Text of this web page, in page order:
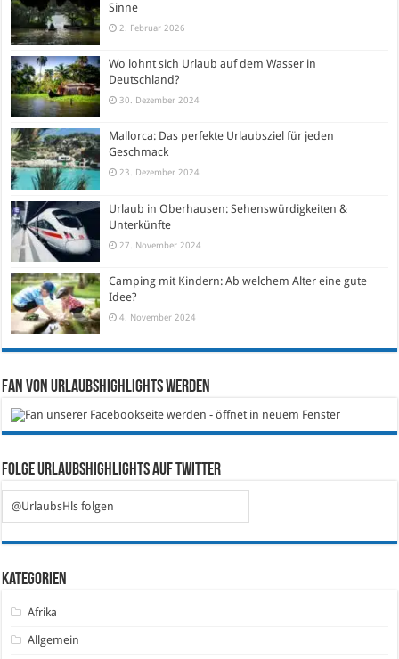
Sinne
2. Februar 2026
Wo lohnt sich Urlaub auf dem Wasser in
Deutschland?
30. Dezember 2024
Mallorca: Das perfekte Urlaubsziel für jeden
Geschmack
23. Dezember 2024
Urlaub in Oberhausen: Sehenswürdigkeiten &
Unterkünfte
27. November 2024
Camping mit Kindern: Ab welchem Alter eine gute
Idee?
4. November 2024
Fan von Urlaubshighlights werden
Folge Urlaubshighlights auf Twitter
@UrlaubsHls folgen
Kategorien
Afrika
Allgemein